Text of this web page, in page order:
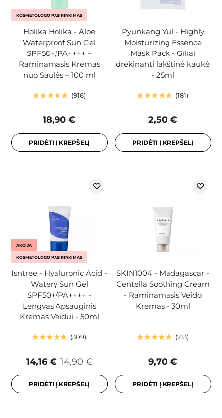
KOSMETOLOGO PASIRINKIMAS
Holika Holika - Aloe
Waterproof Sun Gel
SPF50+/PA++++ –
Raminamasis Kremas
nuo Saulės – 100 ml
916
18,90 €
PRIDĖTI Į KREPŠELĮ
Pyunkang Yul - Highly
Moisturizing Essence
Mask Pack - Giliai
drėkinanti lakštinė kaukė
- 25ml
181
2,50 €
PRIDĖTI Į KREPŠELĮ
AKCIJA
KOSMETOLOGO PASIRINKIMAS
Isntree - Hyaluronic Acid -
Watery Sun Gel
SPF50+/PA++++ -
Lengvas Apsauginis
Kremas Veidui - 50ml
309
14,90 €
14,16 €
PRIDĖTI Į KREPŠELĮ
SKIN1004 - Madagascar -
Centella Soothing Cream
- Raminamasis Veido
Kremas - 30ml
213
9,70 €
PRIDĖTI Į KREPŠELĮ